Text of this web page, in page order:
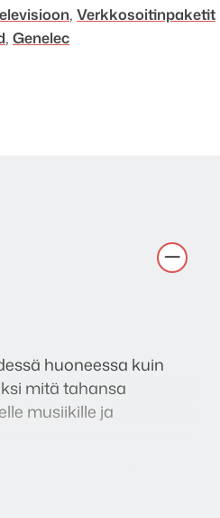
, Verkko­soitin­­paketit
, Genelec
huoneessa kuin
mitä tahansa
musiikille ja
neliytiminen ARM®
NODE